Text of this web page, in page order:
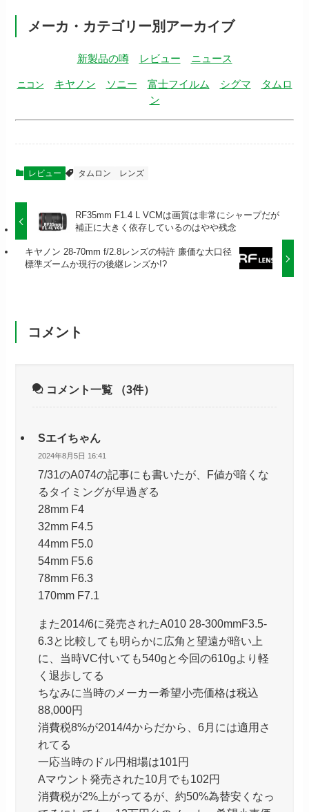
メーカ・カテゴリー別アーカイブ
新製品の噂 レビュー ニュース
ニコン キヤノン ソニー 富士フイルム シグマ
タムロ
ン
レビュー タムロン レンズ
RF35mm F1.4 L VCMは画質は非常にシャープだが
補正に大きく依存しているのはやや残念
キヤノン 28-70mm f/2.8レンズの特許 廉価な大口径
標準ズームか現行の後継レンズか!?
コメント
コメント一覧 （3件）
Sエイちゃん
2024年8月5日 16:41
7/31のA074の記事にも書いたが、F値が暗くな
るタイミングが早過ぎる
28mm F4
32mm F4.5
44mm F5.0
54mm F5.6
78mm F6.3
170mm F7.1
また2014/6に発売されたA010 28-300mmF3.5-
6.3と比較しても明らかに広角と望遠が暗い上
に、当時VC付いても540gと今回の610gより軽
く退歩してる
ちなみに当時のメーカー希望小売価格は税込
88,000円
消費税8%が2014/4からだから、6月には適用さ
れてる
一応当時のドル円相場は101円
Aマウント発売された10月でも102円
消費税が2%上がってるが、約50%為替安くなっ